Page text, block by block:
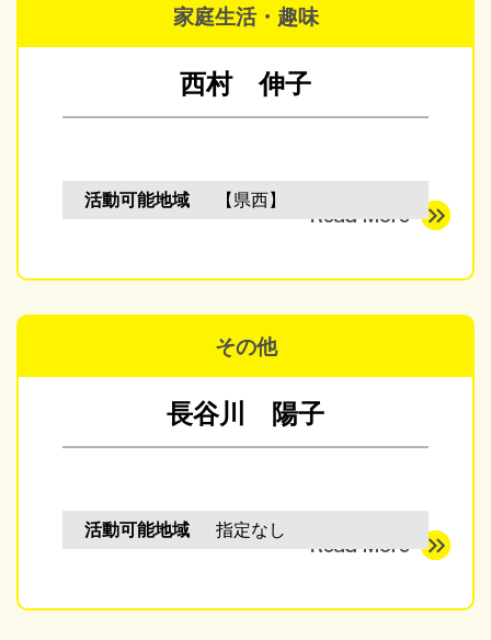
家庭生活・趣味
西村 伸子
活動可能地域 【県西】
その他
長谷川 陽子
活動可能地域 指定なし